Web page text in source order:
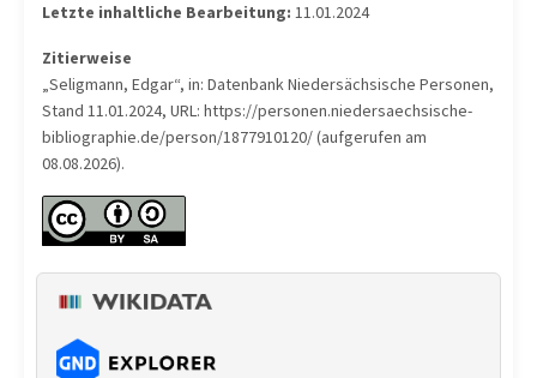
Letzte inhaltliche Bearbeitung: 11.01.2024
Zitierweise
„Seligmann, Edgar“, in: Datenbank Niedersächsische Personen,
Stand 11.01.2024, URL: https://personen.niedersaechsische-
bibliographie.de/person/1877910120/ (aufgerufen am
08.08.2026).